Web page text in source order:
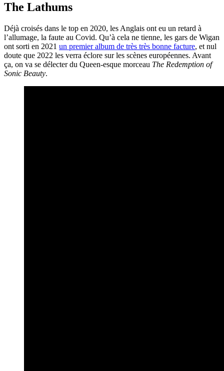
The Lathums
Déjà croisés dans le top en 2020, les Anglais ont eu un retard à
l’allumage, la faute au Covid. Qu’à cela ne tienne, les gars de Wigan
ont sorti en 2021 un premier album de très très bonne facture, et nul
doute que 2022 les verra éclore sur les scènes européennes. Avant
ça, on va se délecter du Queen-esque morceau The Redemption of
Sonic Beauty.